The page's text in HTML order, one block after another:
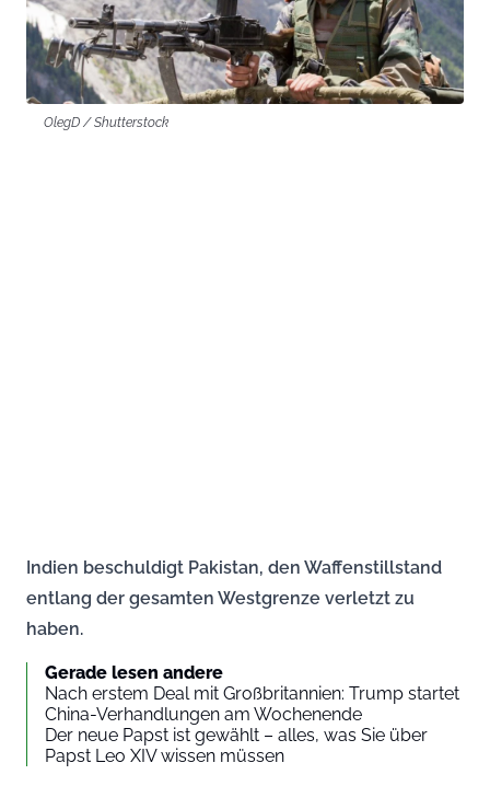
OlegD / Shutterstock
Indien beschuldigt Pakistan, den Waffenstillstand
entlang der gesamten Westgrenze verletzt zu
haben.
Gerade lesen andere
Nach erstem Deal mit Großbritannien: Trump startet
China-Verhandlungen am Wochenende
Der neue Papst ist gewählt – alles, was Sie über
Papst Leo XIV wissen müssen